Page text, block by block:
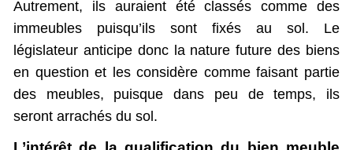
Autrement, ils auraient été classés comme des
immeubles puisqu’ils sont fixés au sol. Le
législateur anticipe donc la nature future des biens
en question et les considère comme faisant partie
des meubles, puisque dans peu de temps, ils
seront arrachés du sol.